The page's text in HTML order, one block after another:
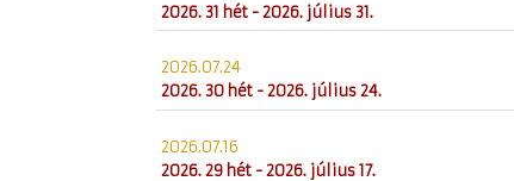
2026. 31 hét - 2026. július 31.
2026.07.24
2026. 30 hét - 2026. július 24.
2026.07.16
2026. 29 hét - 2026. július 17.